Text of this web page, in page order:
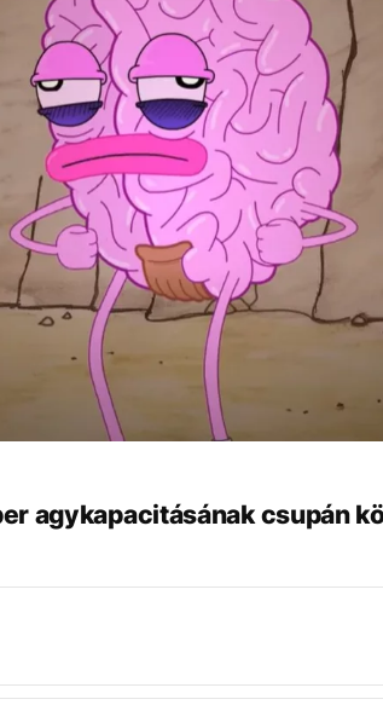
agykapacitásának csupán